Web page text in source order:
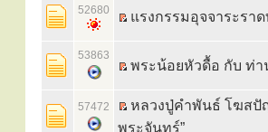
52680 แรงกรรมอุจจาระรา
53863
พระน้อยหัวดื้อ กับ ท่า
57472
หลวงปู่คำพันธ์ โฆสปั
พระจันทร์”